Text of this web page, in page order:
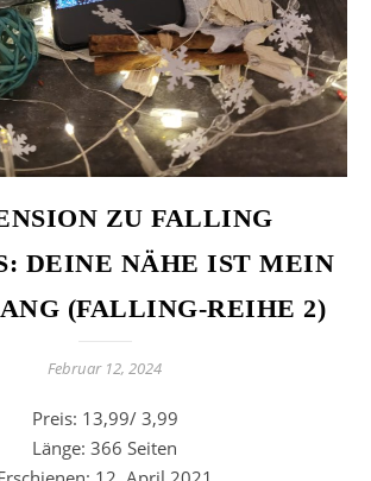
ZU FALLING
DEINE NÄHE IST MEIN
(FALLING-REIHE 2)
Februar 12, 2024
Preis: 13,99/ 3,99
Länge: 366 Seiten